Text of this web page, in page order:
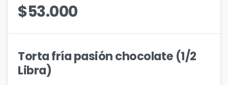
$53.000
Torta fría pasión chocolate (1/2
Libra)